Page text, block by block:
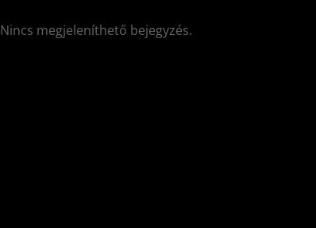
Nincs megjeleníthető bejegyzés.